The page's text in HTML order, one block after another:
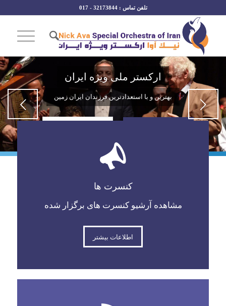
تلفن تماس : 32173844 - 017
قبلی
ارکستر ملی ویژه ایران
بهترین و با استعدادترین فرزندان ایران زمین
کنسرت ها
مشاهده آرشیو کنسرت های برگزار شده
اطلاعات بیشتر